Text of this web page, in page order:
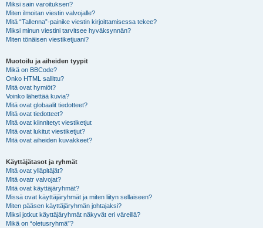
Miksi sain varoituksen?
Miten ilmoitan viestin valvojalle?
Mitä “Tallenna”-painike viestin kirjoittamisessa tekee?
Miksi minun viestini tarvitsee hyväksynnän?
Miten tönäisen viestiketjuani?
Muotoilu ja aiheiden tyypit
Mikä on BBCode?
Onko HTML sallittu?
Mitä ovat hymiöt?
Voinko lähettää kuvia?
Mitä ovat globaalit tiedotteet?
Mitä ovat tiedotteet?
Mitä ovat kiinnitetyt viestiketjut
Mitä ovat lukitut viestiketjut?
Mitä ovat aiheiden kuvakkeet?
Käyttäjätasot ja ryhmät
Mitä ovat ylläpitäjät?
Mitä ovatr valvojat?
Mitä ovat käyttäjäryhmät?
Missä ovat käyttäjäryhmät ja miten liityn sellaiseen?
Miten pääsen käyttäjäryhmän johtajaksi?
Miksi jotkut käyttäjäryhmät näkyvät eri väreillä?
Mikä on “oletusryhmä”?